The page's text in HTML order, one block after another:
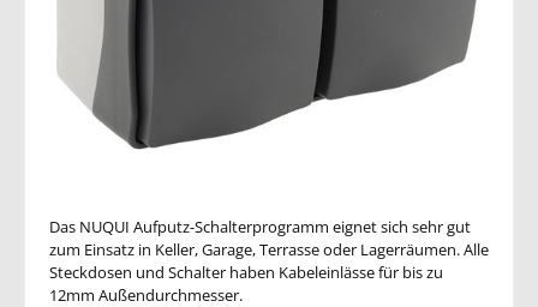
Das NUQUI Aufputz-Schalterprogramm eignet sich sehr gut
zum Einsatz in Keller, Garage, Terrasse oder Lagerräumen. Alle
Steckdosen und Schalter haben Kabeleinlässe für bis zu
12mm Außendurchmesser.